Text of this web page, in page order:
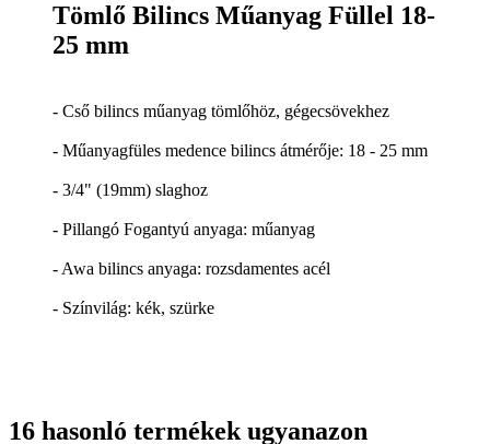
Tömlő Bilincs Műanyag Füllel 18-
25 mm
- Cső bilincs műanyag tömlőhöz, gégecsövekhez
- Műanyagfüles medence bilincs átmérője: 18 - 25 mm
- 3/4" (19mm) slaghoz
- Pillangó Fogantyú anyaga: műanyag
- Awa bilincs anyaga: rozsdamentes acél
- Színvilág: kék, szürke
16 hasonló termékek ugyanazon